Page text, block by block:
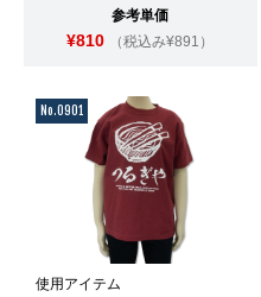
参考単価
¥810 （税込み¥891）
No.0901
使用アイテム